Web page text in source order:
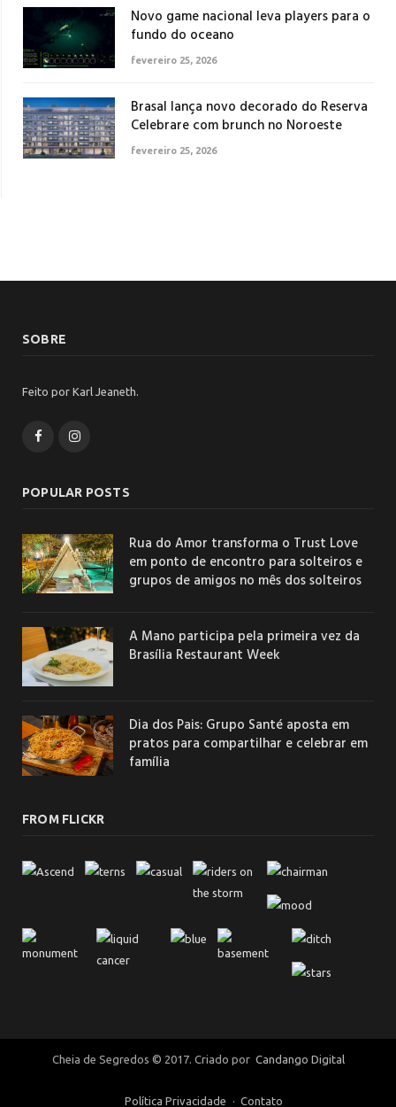
Novo game nacional leva players para o
fundo do oceano
fevereiro 25, 2026
Brasal lança novo decorado do Reserva
Celebrare com brunch no Noroeste
fevereiro 25, 2026
SOBRE
Feito por Karl Jeaneth.
FacebookInstagram
POPULAR POSTS
Rua do Amor transforma o Trust Love
em ponto de encontro para solteiros e
grupos de amigos no mês dos solteiros
A Mano participa pela primeira vez da
Brasília Restaurant Week
Dia dos Pais: Grupo Santé aposta em
pratos para compartilhar e celebrar em
família
FROM FLICKR
Cheia de Segredos © 2017. Criado por Candango Digital
Política Privacidade Contato